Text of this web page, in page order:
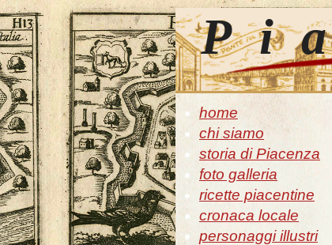
home
chi siamo
storia di Piacenza
foto galleria
ricette piacentine
cronaca locale
personaggi illustri